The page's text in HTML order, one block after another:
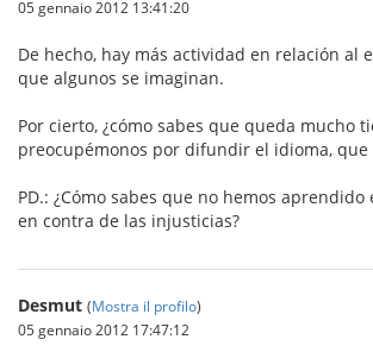
05 gennaio 2012 13:41:20
De hecho, hay más actividad en relación al
que algunos se imaginan.
Por cierto, ¿cómo sabes que queda mucho
preocupémonos por difundir el idioma,
PD.: ¿Cómo sabes que no hemos
en contra de las injusticias?
Desmut (Mostra il profilo)
05 gennaio 2012 17:47:12